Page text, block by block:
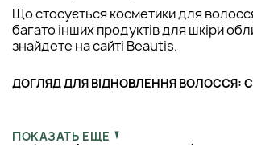
Що стосується косметики для
багато інших продуктів для шкіри
знайдете на сайті Beautis.
ДОГЛЯД ДЛЯ ВІДНОВЛЕННЯ ВОЛОССЯ:
збирають у складі величезну кількість
ПОКАЗАТЬ ЕЩЕ